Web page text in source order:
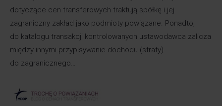
dotyczące cen transferowych traktują spółkę i jej
zagraniczny zakład jako podmioty powiązane. Ponadto,
do katalogu transakcji kontrolowanych ustawodawca zalicza
między innymi przypisywanie dochodu (straty)
do zagranicznego…